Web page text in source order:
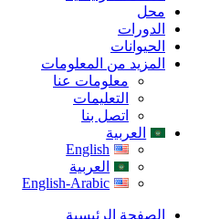
محل
الدورات
الحيوانات
المزيد من المعلومات
معلومات عنا
التعليمات
اتصل بنا
العربية
English
العربية
English-Arabic
الصفحة الرئيسية